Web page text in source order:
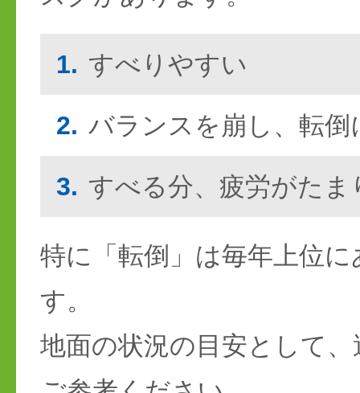
1. すべりやすい
2. バランスを崩し、転
3. すべる分、疲労がたま
特に「転倒」は毎年上位
す。
地面の状況の目安として